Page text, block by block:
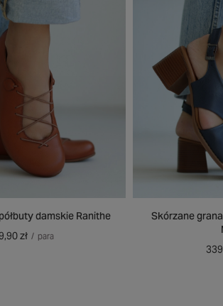
damskie Ranithe
zł / para
Skórzane